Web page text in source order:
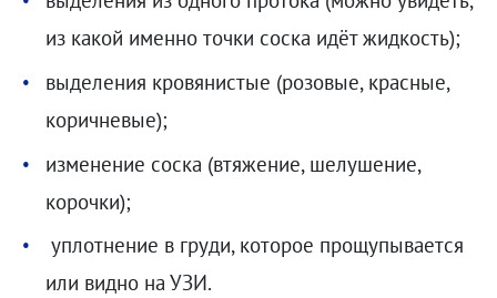
из какой именно точки соска идёт жидкость);
выделения кровянистые (розовые, красные,
коричневые);
изменение соска (втяжение, шелушение,
корочки);
уплотнение в груди, которое прощупывается
или видно на УЗИ.